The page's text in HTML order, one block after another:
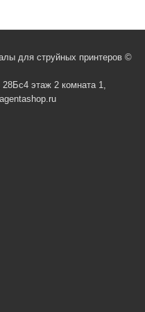
для струйных принтеров ©
этаж 2 комната 1,